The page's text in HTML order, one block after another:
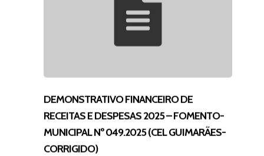
DEMONSTRATIVO FINANCEIRO DE
RECEITAS E DESPESAS 2025 – FOMENTO-
MUNICIPAL Nº 049.2025 (CEL GUIMARÃES-
CORRIGIDO)
Av. Dois de Dezembro,
CEP 16075-545
(18) 3623-7727